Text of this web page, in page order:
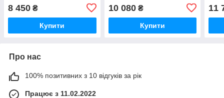
8 450 ₴
Купити
10 080₴
Купити
11
Про нас
100% позитивних з 10 відгуків за рік
Працює з 11.02.2022